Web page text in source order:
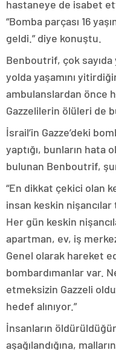
hastaneye de isabet
“Bomba parçası 16
geldi.” diye konuştu.
Benboutrif, çok sayıda
yolda yaşamını
ambulanslardan önce
Gazzelilerin ölüleri de
İsrail’in Gazze’deki
yaptığı, bunların hata
bulunan Benboutrif,
“En dikkat çekici olan
insan keskin nişancılar
Her gün keskin
apartman, ev, iş
Genel olarak hareket
bombardımanlar var.
etmeksizin Gazzeli
hedef alınıyor.”
İnsanların
aşağılandığına,